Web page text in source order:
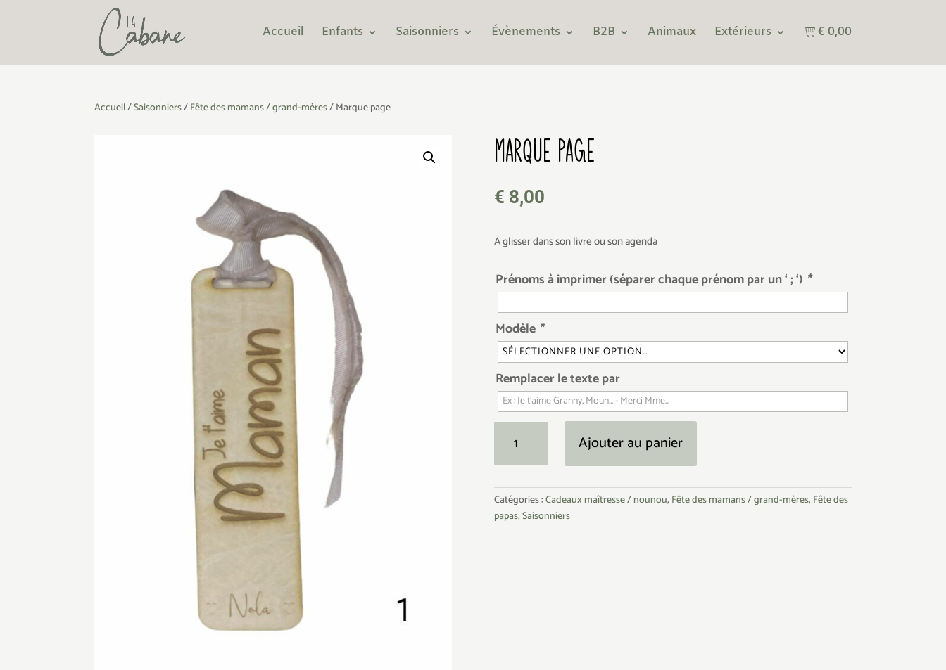
Accueil Enfants Saisonniers Évènements B2B Animaux Extérieurs € 0,00
Accueil/Saisonniers/Fête des mamans / grand-mères/ Marque page
MARQUE PAGE
€ 8,00
A glisser dans son livre ou son agenda
Prénoms à imprimer (séparer chaque prénom par un ‘ ; ‘) *
Modèle *
Remplacer le texte par
Marque
page
Ajouter au panier
Catégories :Cadeaux maîtresse / nounou, Fête des mamans / grand-mères, Fête des
papas,Saisonniers